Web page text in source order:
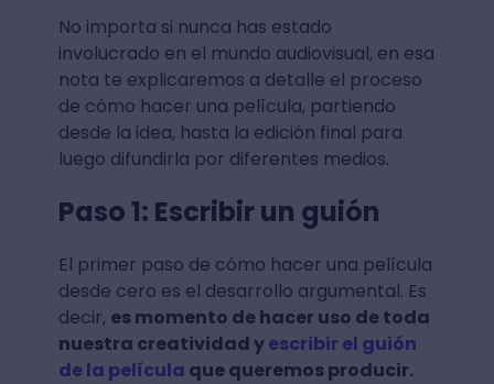
No importa si nunca has estado
involucrado en el mundo audiovisual, en esa
nota te explicaremos a detalle el proceso
de cómo hacer una película, partiendo
desde la idea, hasta la edición final para
luego difundirla por diferentes medios.
Paso 1: Escribir un guión
El primer paso de cómo hacer una película
desde cero es el desarrollo argumental. Es
decir, es momento de hacer uso de toda
nuestra creatividad yescribir el guión
de la película que queremos producir.